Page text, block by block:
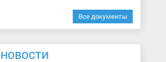
Все документы
НОВОСТИ